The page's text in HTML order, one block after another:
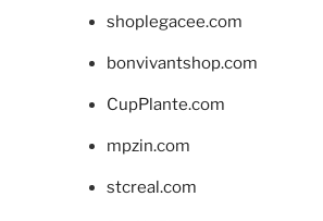
shoplegacee.com
bonvivantshop.com
CupPlante.com
mpzin.com
stcreal.com